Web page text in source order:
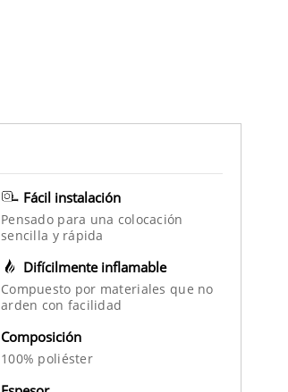
Fácil instalación
Pensado para una colocación
sencilla y rápida
Difícilmente inflamable
Compuesto por materiales que no
arden con facilidad
Composición
100% poliéster